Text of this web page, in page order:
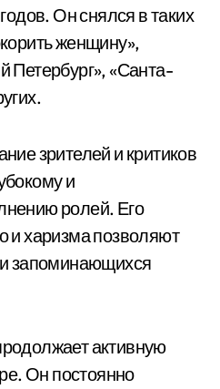
Он снялся в таких
женщину»,
Петербург», «Санта-
зрителей и критиков
и
ролей. Его
и харизма позволяют
запоминающихся
активную
Он постоянно